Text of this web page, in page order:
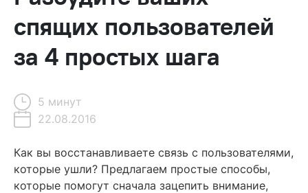
спящих пользователей
за 4 простых шага
5 минут
22.08.2016
Содержание
Шаг 1: Привлеките внимание
Как вы восстанавливаете связь с пользователями,
которые ушли? Предлагаем простые способы,
которые помогут сначала зацепить внимание,